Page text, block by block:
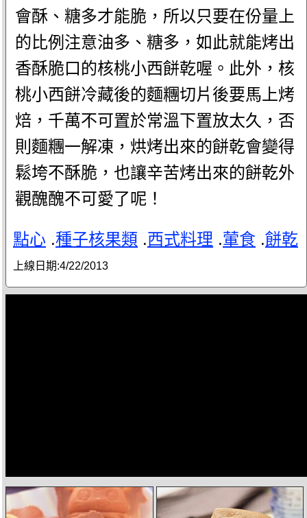
會酥、糖多才能脆，所以只要在份量上
的比例注意油多、糖多，如此就能烤出
香酥脆口的核桃小西餅乾喔。此外，核
桃小西餅冷藏後的麵糰切片後要馬上烤
焙，千萬不可置於常溫下置放太久，否
則麵糰一解凍，烘烤出來的餅乾會變得
鬆垮不酥脆，也讓辛苦烤出來的餅乾外
觀醜醜不可愛了呢！
點心 .種子核果類 .西式料理 .葷食 .餅乾
上線日期:4/22/2013